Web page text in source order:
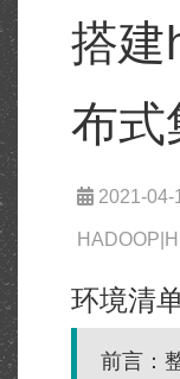
搭建
布式
2021-04-
环境清
前言：